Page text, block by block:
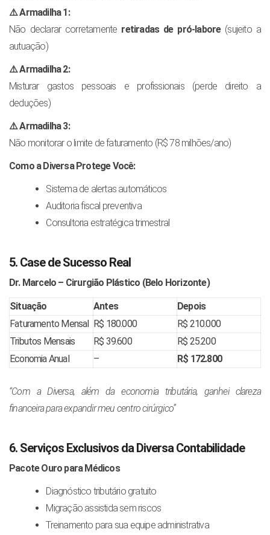
⚠️ Armadilha 1:
Não declarar corretamente retiradas de pró-labore(sujeito a
autuação)
⚠️ Armadilha 2:
Misturar gastos pessoais e profissionais (perde direito a
deduções)
⚠️ Armadilha 3:
Não monitorar o limite de faturamento (R$ 78 milhões/ano)
Como a Diversa Protege Você:
Sistema de alertas automáticos
Auditoria fiscal preventiva
Consultoria estratégica trimestral
5. Case de Sucesso Real
Dr. Marcelo – Cirurgião Plástico (Belo Horizonte)
Situação Antes
Depois
Faturamento Mensal R$ 180.000
R$ 210.000
Tributos Mensais
R$ 39.600
R$ 25.200
Economia Anual
– R$ 172.800
“Com a Diversa, além da economia tributária, ganhei clareza
financeira para expandir meu centro cirúrgico”
6. Serviços Exclusivos da Diversa Contabilidade
Pacote Ouro para Médicos
Diagnóstico tributário gratuito
Migração assistida sem riscos
Treinamento para sua equipe administrativa